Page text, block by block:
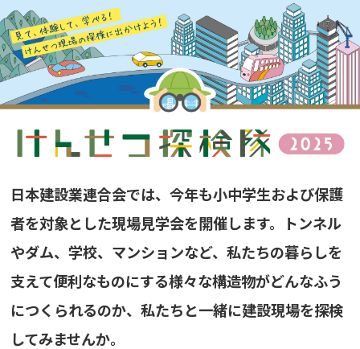
日本建設業連合会では、今年も小中学生および保護
者を対象とした現場見学会を開催します。トンネル
やダム、学校、マンションなど、私たちの暮らしを
支えて便利なものにする様々な構造物がどんなふう
につくられるのか、私たちと一緒に建設現場を探検
してみませんか。